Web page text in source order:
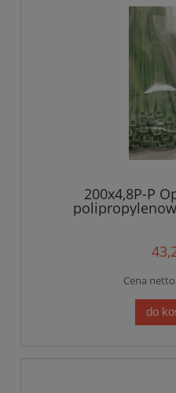
200x4,8P-P
odporności na
kolor zielonkawy
Cena
do